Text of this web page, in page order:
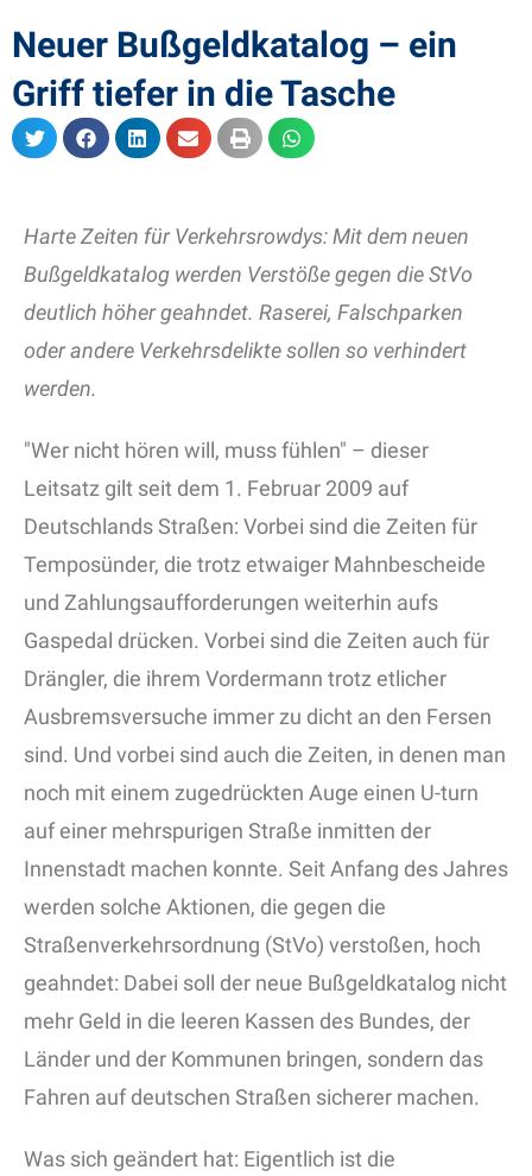
Neuer Bußgeldkatalog – ein
Griff tiefer in die Tasche
Harte Zeiten für Verkehrsrowdys: Mit dem neuen
Bußgeldkatalog werden Verstöße gegen die StVo
deutlich höher geahndet. Raserei, Falschparken
oder andere Verkehrsdelikte sollen so verhindert
werden.
"Wer nicht hören will, muss fühlen" – dieser
Leitsatz gilt seit dem 1. Februar 2009 auf
Deutschlands Straßen: Vorbei sind die Zeiten für
Temposünder, die trotz etwaiger Mahnbescheide
und Zahlungsaufforderungen weiterhin aufs
Gaspedal drücken. Vorbei sind die Zeiten auch für
Drängler, die ihrem Vordermann trotz etlicher
Ausbremsversuche immer zu dicht an den Fersen
sind. Und vorbei sind auch die Zeiten, in denen man
noch mit einem zugedrückten Auge einen U-turn
auf einer mehrspurigen Straße inmitten der
Innenstadt machen konnte. Seit Anfang des Jahres
werden solche Aktionen, die gegen die
Straßenverkehrsordnung (StVo) verstoßen, hoch
geahndet: Dabei soll der neue Bußgeldkatalog nicht
mehr Geld in die leeren Kassen des Bundes, der
Länder und der Kommunen bringen, sondern das
Fahren auf deutschen Straßen sicherer machen.
Was sich geändert hat: Eigentlich ist die